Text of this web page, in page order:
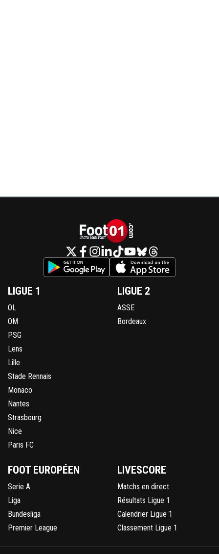
LIGUE 1
OL
OM
PSG
Lens
Lille
Stade Rennais
Monaco
Nantes
Strasbourg
Nice
Paris FC
LIGUE 2
ASSE
Bordeaux
FOOT EUROPÉEN
Serie A
Liga
Bundesliga
Premier League
LIVESCORE
Matchs en direct
Résultats Ligue 1
Calendrier Ligue 1
Classement Ligue 1